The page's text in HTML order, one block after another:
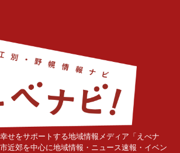
せをサポートする地域情報メディア「えべナ
近郊を中心に地域情報・ニュース速報・イベン